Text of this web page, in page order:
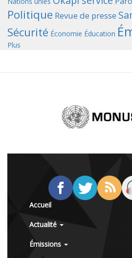
Politique Revue de presse
Sécurité Économie Éducation
Plus
Accueil
Actualité
Émissions